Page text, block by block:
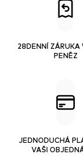
28DENNÍ ZÁRUKA
PENĚZ
JEDNODUCHÁ
VAŠI